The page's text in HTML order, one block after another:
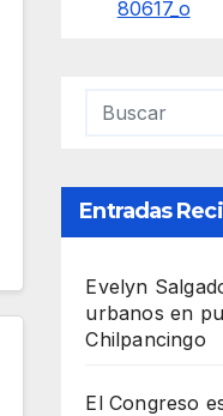
Entradas
Evelyn
urbanos en
Chilpancingo
El Congreso